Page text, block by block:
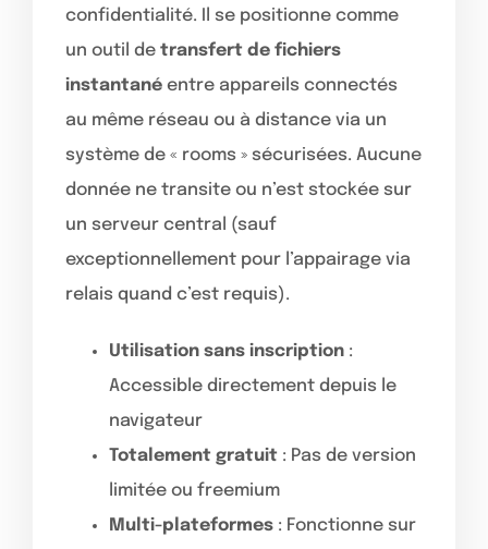
confidentialité. Il se positionne comme
un outil de transfert de fichiers
instantané entre appareils connectés
au même réseau ou à distance via un
système de « rooms » sécurisées. Aucune
donnée ne transite ou n’est stockée sur
un serveur central (sauf
exceptionnellement pour l’appairage via
relais quand c’est requis).
Utilisation sans inscription :
Accessible directement depuis le
navigateur
Totalement gratuit : Pas de version
limitée ou freemium
Multi-plateformes : Fonctionne sur